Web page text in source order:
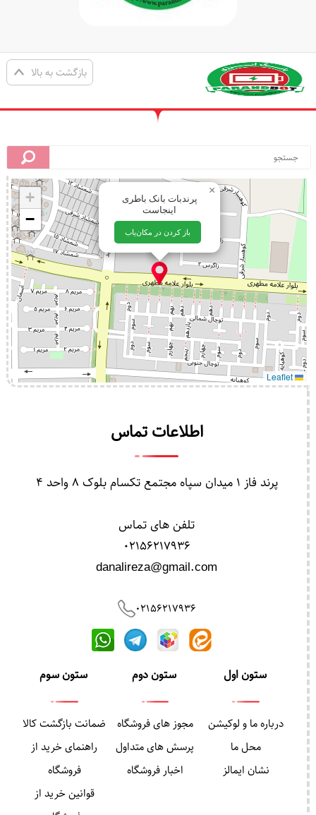
بازگشت به بالا
پرندبات بانک باطری
اینجاست
باز کردن در مکان‌یاب
×
+
−
Leaflet
اطلاعات تماس
02156217936
پرند فاز 1 میدان سپاه مجتمع تکسام بلوک 8 واحد 4
تلفن های تماس
02156217936
danalireza@gmail.com
ستون اول
نشان ایمالز
درباره ما و لوکیشن
محل ما
ستون دوم
اخبار فروشگاه
پرسش های متداول
مجوز های فروشگاه
ستون سوم
قوانین خرید از
راهنمای خرید از
فروشگاه
ضمانت بازگشت کالا